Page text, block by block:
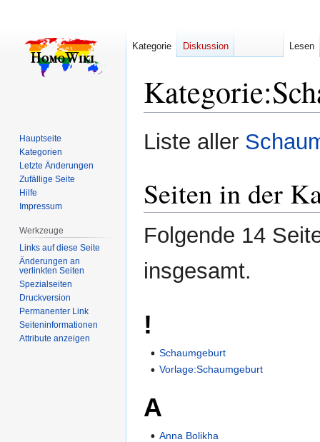
Kategorie:
Zur
Navigation
Zur
Suche
Liste aller
Seiten in der
Folgende 14
insgesamt.
!
Schaumgeburt
Vorlage:Schaumgeburt
A
Anna Bolikha
Kategorie Diskussion Lesen
Hauptseite
Kategorien
Letzte Änderungen
Zufällige Seite
Hilfe
Impressum
Werkzeuge
Links auf diese Seite
Änderungen an
verlinkten Seiten
Spezialseiten
Druckversion
Permanenter Link
Seiten­­informationen
Attribute anzeigen